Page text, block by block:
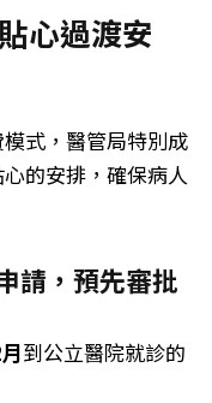
心過渡安
式，醫管局特別成
的安排，確保病人
請，預先審批
到公立醫院就診的